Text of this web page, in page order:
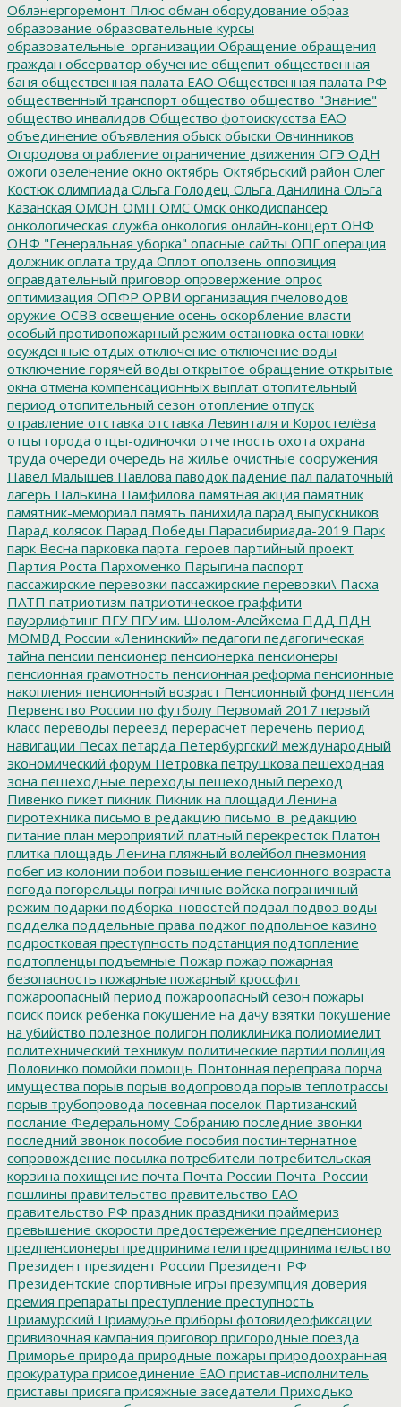
Облэнергоремонт Плюс обман оборудование образ
образование образовательные курсы
образовательные_организации Обращение обращения
граждан обсерватор обучение общепит общественная
баня общественная палата ЕАО Общественная палата РФ
общественный транспорт общество общество "Знание"
общество инвалидов Общество фотоискусства ЕАО
объединение объявления обыск обыски Овчинников
Огородова ограбление ограничение движения ОГЭ ОДН
ожоги озеленение окно октябрь Октябрьский район Олег
Костюк олимпиада Ольга Голодец Ольга Данилина Ольга
Казанская ОМОН ОМП ОМС Омск онкодиспансер
онкологическая служба онкология онлайн-концерт ОНФ
ОНФ "Генеральная уборка" опасные сайты ОПГ операция
должник оплата труда Оплот оползень оппозиция
оправдательный приговор опровержение опрос
оптимизация ОПФР ОРВИ организация пчеловодов
оружие ОСВВ освещение осень оскорбление власти
особый противопожарный режим остановка остановки
осужденные отдых отключение отключение воды
отключение горячей воды открытое обращение открытые
окна отмена компенсационных выплат отопительный
период отопительный сезон отопление отпуск
отравление отставка отставка Левинталя и Коростелёва
отцы города отцы-одиночки отчетность охота охрана
труда очереди очередь на жилье очистные сооружения
Павел Малышев Павлова паводок падение пал палаточный
лагерь Палькина Памфилова памятная акция памятник
памятник-мемориал память панихида парад выпускников
Парад колясок Парад Победы Парасибириада-2019 Парк
парк Весна парковка парта_героев партийный проект
Партия Роста Пархоменко Парыгина паспорт
пассажирские перевозки пассажирские перевозки\ Пасха
ПАТП патриотизм патриотическое граффити
пауэрлифтинг ПГУПГУ им. Шолом-Алейхема ПДД ПДН
МОМВД России «Ленинский» педагоги педагогическая
тайна пенсии пенсионер пенсионерка пенсионеры
пенсионная грамотность пенсионная реформа пенсионные
накопления пенсионный возраст Пенсионный фонд пенсия
Первенство России по футболу Первомай 2017 первый
класс переводы переезд перерасчет перечень период
навигации Песах петарда Петербургский международный
экономический форум Петровка петрушкова пешеходная
зона пешеходные переходы пешеходный переход
Пивенко пикет пикник Пикник на площади Ленина
пиротехника письмо в редакцию письмо_в_редакцию
питание план мероприятий платный перекресток Платон
плитка площадь Ленина пляжный волейбол пневмония
побег из колонии побои повышение пенсионного возраста
погода погорельцы пограничные войска пограничный
режим подарки подборка_новостей подвал подвоз воды
подделка поддельные права поджог подпольное казино
подростковая преступность подстанция подтопление
подтопленцы подъемные Пожар пожар пожарная
безопасность пожарные пожарный кроссфит
пожароопасный период пожароопасный сезон пожары
поиск поиск ребенка покушение на дачу взятки покушение
на убийство полезное полигон поликлиника полиомиелит
политехнический техникум политические партии полиция
Половинко помойки помощь Понтонная переправа порча
имущества порыв порыв водопровода порыв теплотрассы
порыв трубопровода посевная поселок Партизанский
послание Федеральному Собранию последние звонки
последний звонок пособие пособия постинтернатное
сопровождение посылка потребители потребительская
корзина похищение почта Почта России Почта_России
пошлины правительство правительство ЕАО
правительство РФ праздник праздники праймериз
превышение скорости предостережение предпенсионер
предпенсионеры предприниматели предпринимательство
Президент президент России Президент РФ
Президентские спортивные игры презумпция доверия
премия препараты преступление преступность
Приамурский Приамурье приборы фотовидеофиксации
прививочная кампания приговор пригородные поезда
Приморье природа природные пожары природоохранная
прокуратура присоединение ЕАО пристав-исполнитель
приставы присяга присяжные заседатели Приходько